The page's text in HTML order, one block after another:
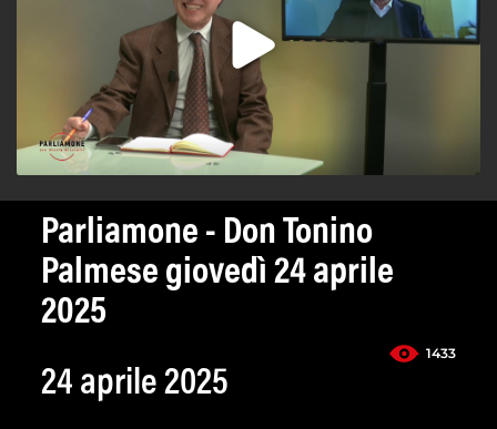
Parliamone - Don Tonino
Palmese giovedì 24 aprile
2025
1433
24 aprile 2025